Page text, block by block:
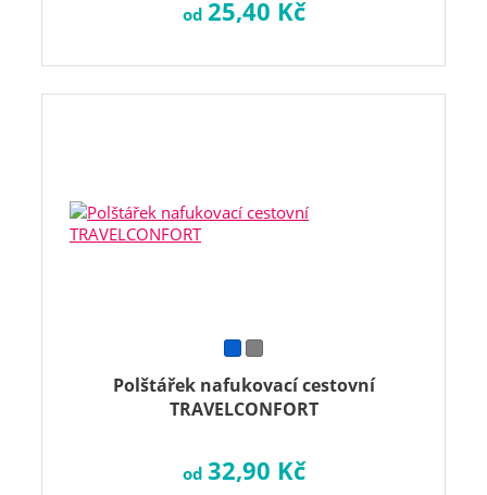
od 25,40 Kč
Polštářek nafukovací cestovní
TRAVELCONFORT
od 32,90 Kč